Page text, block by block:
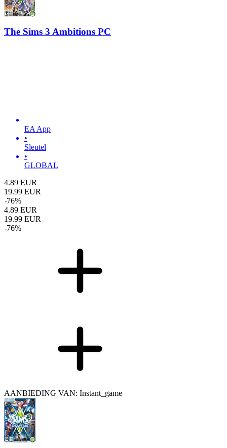
The Sims 3 Ambitions PC
EA App
•
Sleutel
•
GLOBAL
4.89 EUR
19.99 EUR
-76%
4.89 EUR
19.99 EUR
-76%
AANBIEDING VAN: Instant_game